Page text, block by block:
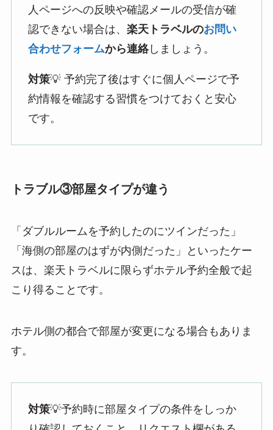
人ページへの反映や確認メールの受信が確
認できない場合は、 楽天トラベルのお問い
合わせフォームから連絡しましょう。
対策💡 予約完了後はすぐに個人ページで予
約情報を確認する習慣をつけておくと安心
です。
トラブル③部屋タイプが違う
「ダブルルームを予約したのにツインだった」
「海側の部屋のはずが内側だった」といったケー
スは、楽天トラベルに限らずホテル予約全般で起
こり得ることです。
ホテル側の都合で部屋が変更になる場合もありま
す。
対策💡予約時に部屋タイプの条件をしっか